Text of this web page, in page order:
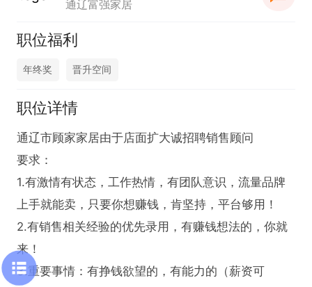
通辽富强家居
职位福利
年终奖 晋升空间
职位详情
通辽市顾家家居由于店面扩大诚招聘销售顾问
要求：
1.有激情有状态，工作热情，有团队意识，流量品牌
上手就能卖，只要你想赚钱，肯坚持，平台够用！
2.有销售相关经验的优先录用，有赚钱想法的，你就
来！
3.重要事情：有挣钱欲望的，有能力的（薪资可